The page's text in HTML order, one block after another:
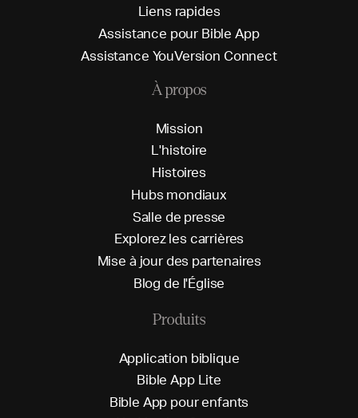
L iens rapides
Assistance pour Bible App
Assistance YouVersion Connect
À propos
Mission
L'histoire
Histoires
Hubs mondiaux
Salle de presse
Explorez les carrières
Mise à jourdes partenaires
Blog de l'Église
Produits
Application biblique
Bible App Lite
Bible App pourenfants